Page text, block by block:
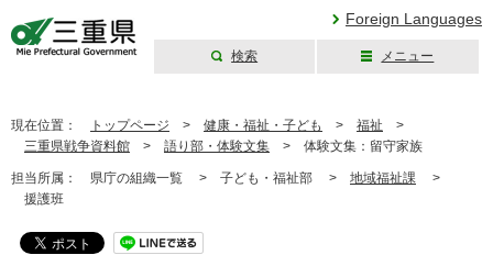
Foreign Languages
検索 メニュー
現在位置： トップページ > 健康・福祉・子ども > 福祉 >
三重県戦争資料館 > 語り部・体験文集 > 体験文集：留守家族
担当所属： 県庁の組織一覧 > 子ども・福祉部 > 地域福祉課 >
援護班